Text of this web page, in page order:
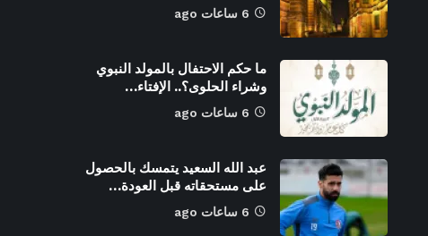
6 ساعات ago
ما حكم الاحتفال بالمولد النبوي
وشراء الحلوى؟.. الإفتاء…
6 ساعات ago
عبد الله السعيد يتمسك بالحصول
على مستحقاته قبل العودة…
6 ساعات ago